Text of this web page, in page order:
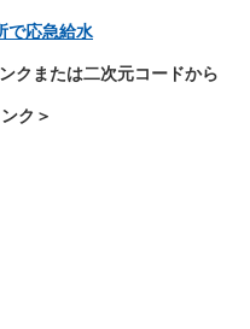
で応急給水
クまたは二次元コードから
ク＞